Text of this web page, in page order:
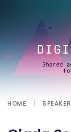
Skip to
HOME